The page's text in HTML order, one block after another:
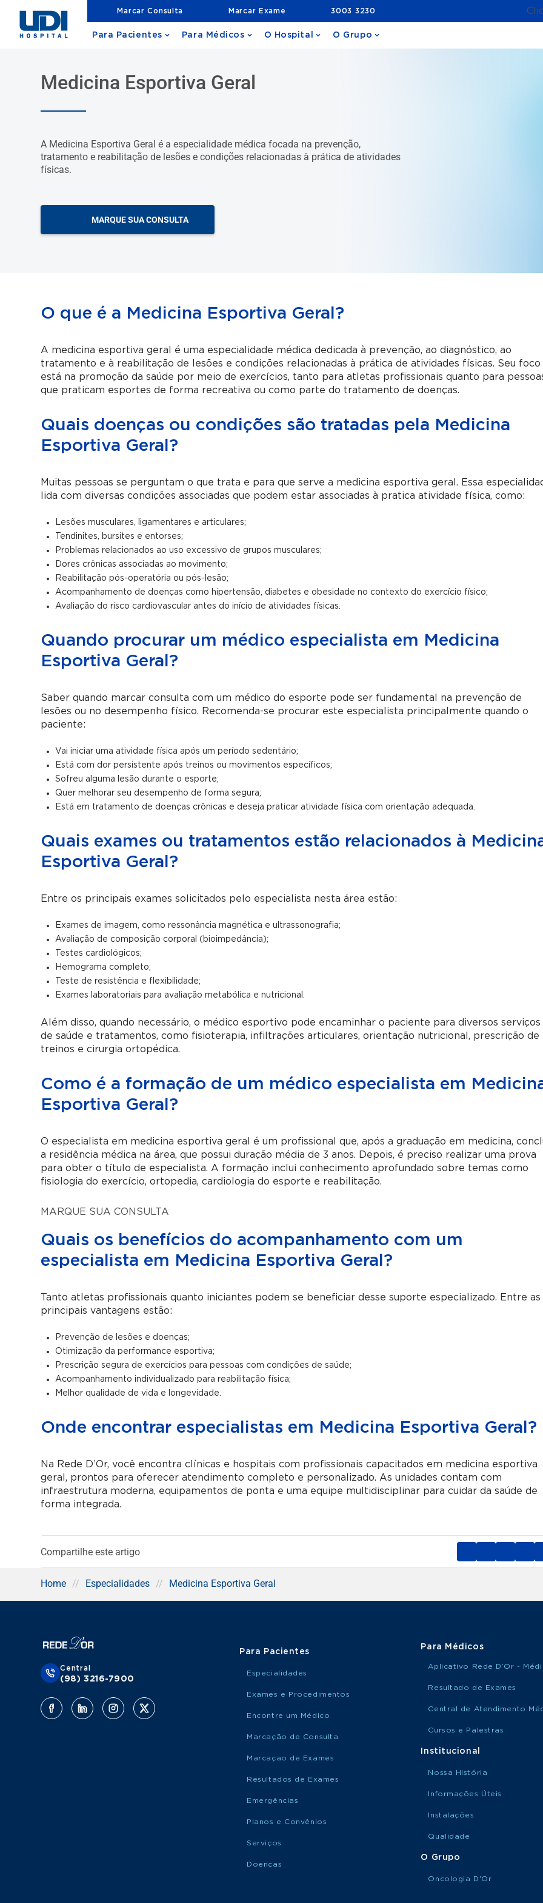
Marcar Consulta Marcar Exame 3003 3230
Para Pacientes Para Médicos O Hospital O Grupo
Medicina Esportiva Geral
A Medicina Esportiva Geral é a especialidade médica focada na prevenção,
tratamento e reabilitação de lesões e condições relacionadas à prática de atividades
físicas.
MARQUE SUA CONSULTA
O que é a Medicina Esportiva Geral?
A medicina esportiva geral é uma especialidade médica dedicada à prevenção, ao diagnóstico, ao
tratamento e à reabilitação de lesões e condições relacionadas à prática de atividades físicas. Seu foco
está na promoção da saúde por meio de exercícios, tanto para atletas profissionais quanto para
que praticam esportes de forma recreativa ou como parte do tratamento de doenças.
Quais doenças ou condições são tratadas pela Medicina
Esportiva Geral?
Muitas pessoas se perguntam o que trata e para que serve a medicina esportiva geral. Essa
lida com diversas condições associadas que podem estar associadas à pratica atividade física, como:
Lesões musculares, ligamentares e articulares;
Tendinites, bursites e entorses;
Problemas relacionados ao uso excessivo de grupos musculares;
Dores crônicas associadas ao movimento;
Reabilitação pós-operatória ou pós-lesão;
Acompanhamento de doenças como hipertensão, diabetes e obesidade no contexto do exercício físico;
Avaliação do risco cardiovascular antes do início de atividades físicas.
Quando procurar um médico especialista em Medicina
Esportiva Geral?
Saber quando marcar consulta com um médico do esporte pode ser fundamental na prevenção de
lesões ou no desempenho físico. Recomenda-se procurar este especialista principalmente quando o
paciente:
Vai iniciar uma atividade física após um período sedentário;
Está com dor persistente após treinos ou movimentos específicos;
Sofreu alguma lesão durante o esporte;
Quer melhorar seu desempenho de forma segura;
Está em tratamento de doenças crônicas e deseja praticar atividade física com orientação adequada.
Quais exames ou tratamentos estão relacionados à
Esportiva Geral?
Entre os principais exames solicitados pelo especialista nesta área estão:
Exames de imagem, como ressonância magnética e ultrassonografia;
Avaliação de composição corporal (bioimpedância);
Testes cardiológicos;
Hemograma completo;
Teste de resistência e flexibilidade;
Exames laboratoriais para avaliação metabólica e nutricional.
Além disso, quando necessário, o médico esportivo pode encaminhar o paciente para diversos serviços
de saúde e tratamentos, como fisioterapia, infiltrações articulares, orientação nutricional, prescrição de
treinos e cirurgia ortopédica.
Como é a formação de um médico especialista em
Esportiva Geral?
O especialista em medicina esportiva geral é um profissional que, após a graduação em medicina,
a residência médica na área, que possui duração média de 3 anos. Depois, é preciso realizar uma prova
para obter o título de especialista. A formação inclui conhecimento aprofundado sobre temas como
fisiologia do exercício, ortopedia, cardiologia do esporte e reabilitação.
MARQUE SUA CONSULTA
Quais os benefícios do acompanhamento com um
especialista em Medicina Esportiva Geral?
Tanto atletas profissionais quanto iniciantes podem se beneficiar desse suporte especializado. Entre as
principais vantagens estão:
Prevenção de lesões e doenças;
Otimização da performance esportiva;
Prescrição segura de exercícios para pessoas com condições de saúde;
Acompanhamento individualizado para reabilitação física;
Melhor qualidade de vida e longevidade.
Onde encontrar especialistas em Medicina Esportiva Geral?
Na Rede D’Or, você encontra clínicas e hospitais com profissionais capacitados em medicina esportiva
geral, prontos para oferecer atendimento completo e personalizado. As unidades contam com
infraestrutura moderna, equipamentos de ponta e uma equipe multidisciplinar para cuidar da saúde de
forma integrada.
Compartilhe este artigo
Home // Especialidades // Medicina Esportiva Geral
Central
(98) 3216-7900
Para Pacientes
Especialidades
Exames e Procedimentos
Encontre um Médico
Marcação de Consulta
Marcaçao de Exames
Resultados de Exames
Emergências
Planos e Convênios
Serviços
Doenças
Para Médicos
Aplicativo Rede D’Or -
Resultado de Exames
Central de Atendimento
Cursos e Palestras
Institucional
Nossa História
Informações Úteis
Instalações
Qualidade
O Grupo
Oncologia D'Or